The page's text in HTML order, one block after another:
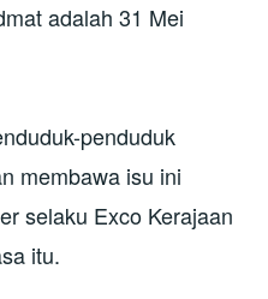
adalah 31 Mei
penduduk
membawa isu ini
selaku Exco Kerajaan
itu.